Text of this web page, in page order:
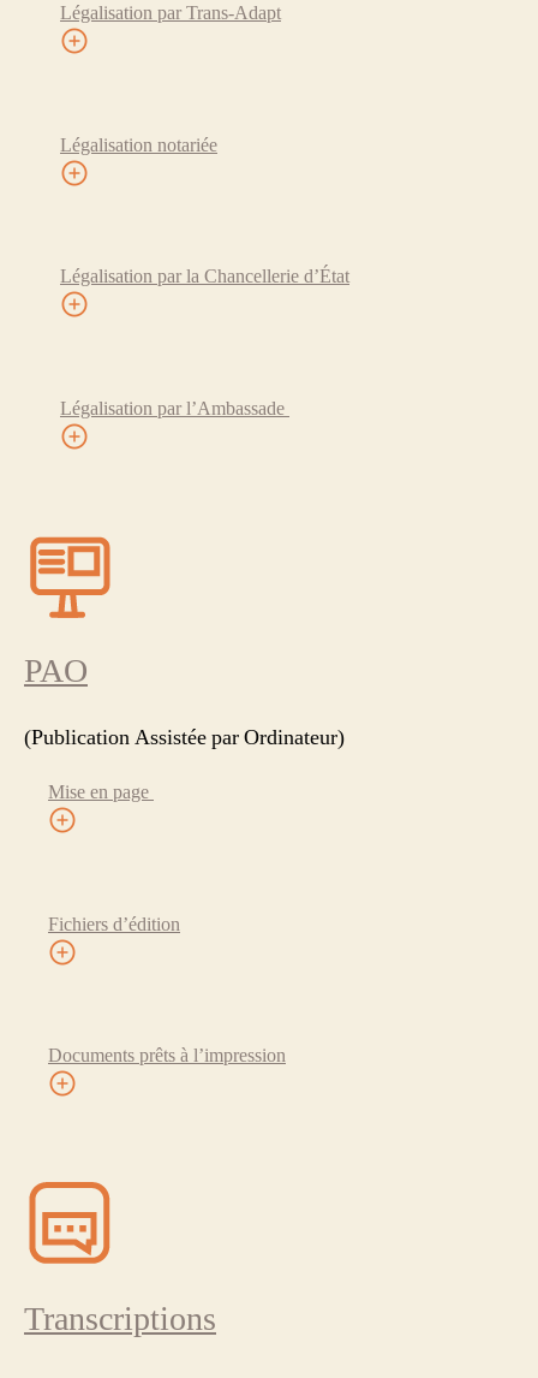
Légalisation par Trans-Adapt
Légalisation notariée
Légalisation par la Chancellerie d’État
Légalisation par l’Ambassade
PAO
(Publication Assistée par Ordinateur)
Mise en page
Fichiers d’édition
Documents prêts à l’impression
Transcriptions